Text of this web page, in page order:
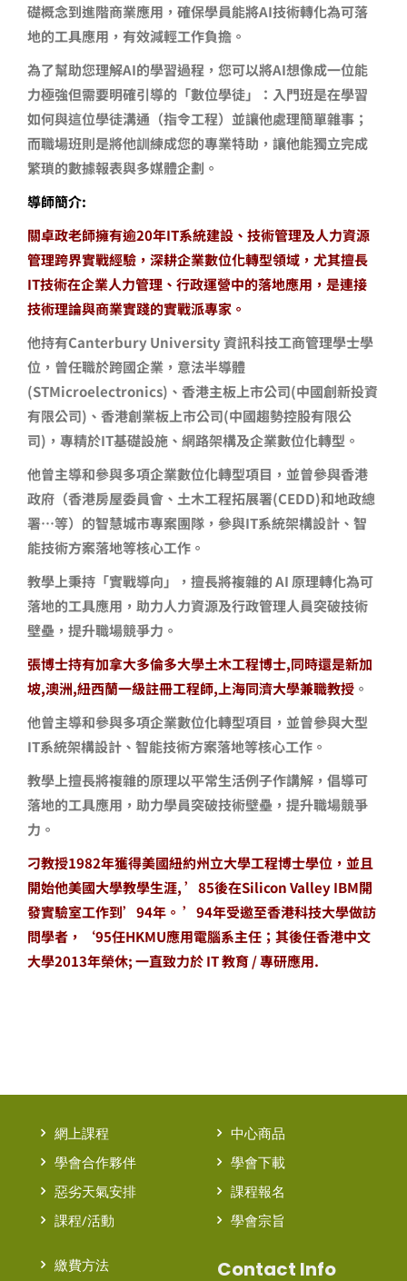
礎概念到進階商業應用，確保學員能將AI技術轉化為可落
地的工具應用，有效減輕工作負擔。
為了幫助您理解AI的學習過程，您可以將AI想像成一位能
力極強但需要明確引導的「數位學徒」：入門班是在學習
如何與這位學徒溝通（指令工程）並讓他處理簡單雜事；
而職場班則是將他訓練成您的專業特助，讓他能獨立完成
繁瑣的數據報表與多媒體企劃。
導師簡介:
關卓政老師擁有逾20年IT系統建設、技術管理及人力資源
管理跨界實戰經驗，深耕企業數位化轉型領域，尤其擅長
IT技術在企業人力管理、行政運營中的落地應用，是連接
技術理論與商業實踐的實戰派專家。
他持有Canterbury University 資訊科技工商管理學士學
位，曾任職於跨國企業，意法半導體
(STMicroelectronics)、香港主板上市公司(中國創新投資
有限公司)、香港創業板上市公司(中國趨勢控股有限公
司)，專精於IT基礎設施、網路架構及企業數位化轉型。
他曾主導和參與多項企業數位化轉型項目，並曾參與香港
政府（香港房屋委員會、土木工程拓展署(CEDD)和地政總
署…等）的智慧城市專案團隊，參與IT系統架構設計、智
能技術方案落地等核心工作。
教學上秉持「實戰導向」，擅長將複雜的 AI 原理轉化為可
落地的工具應用，助力人力資源及行政管理人員突破技術
壁壘，提升職場競爭力。
張博士持有加拿大多倫多大學土木工程博士,同時還是新加
坡,澳洲,紐西蘭一級註冊工程師,上海同濟大學兼職教授 。
他曾主導和參與多項企業數位化轉型項目，並曾參與大型
IT系統架構設計、智能技術方案落地等核心工作。
教學上擅長將複雜的原理以平常生活例子作講解，倡導可
落地的工具應用，助力學員突破技術壁壘，提升職場競爭
力。
刁教授1982年獲得美國紐約州立大學工程博士學位，並且
開始他美國大學教學生涯, ’85後在Silicon Valley IBM開
發實驗室工作到’94年。 ’94年受邀至香港科技大學做訪
問學者，‘95任HKMU應用電腦系主任；其後任香港中文
大學2013年榮休; 一直致力於 IT 教育 / 專研應用.
網上課程
學會合作夥伴
惡劣天氣安排
課程/活動
中心商品
學會下載
課程報名
學會宗旨
繳費方法 Contact Info